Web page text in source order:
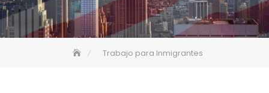
Trabajo para Inmigrantes